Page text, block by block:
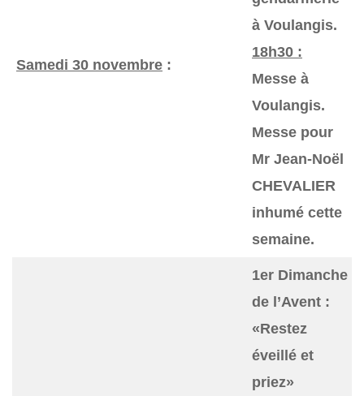
Samedi 30 novembre :
à Voulangis.
18h30 :
Messe à
Voulangis.
Messe pour
Mr Jean-Noël
CHEVALIER
inhumé cette
semaine.
1er Dimanche
de l’Avent :
«Restez
éveillé et
priez»